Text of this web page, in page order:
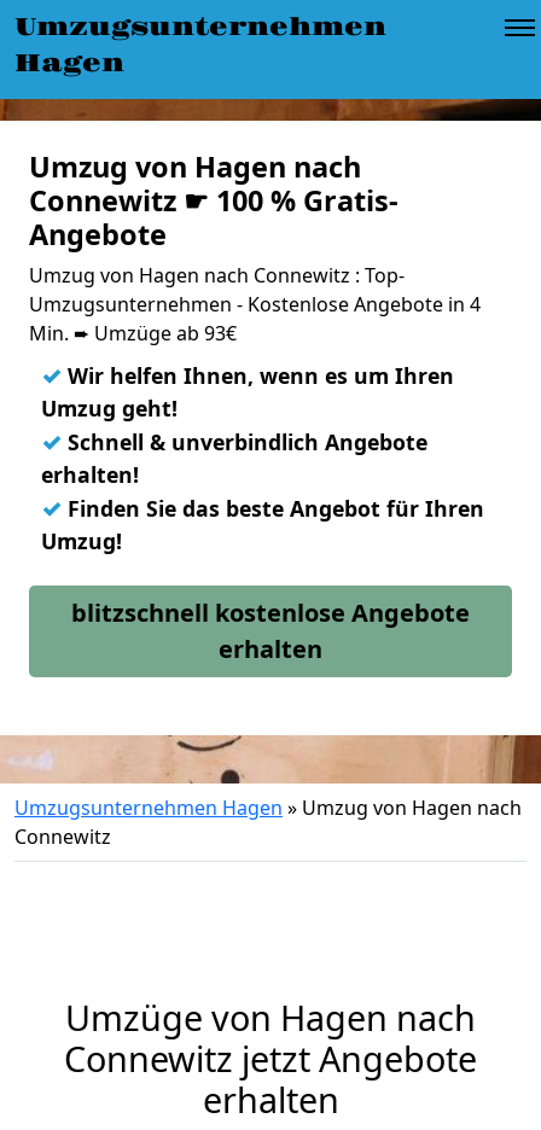
Umzugsunternehmen
Hagen
Umzug von Hagen nach
Connewitz ☛ 100 % Gratis-
Angebote
Umzug von Hagen nach Connewitz : Top-
Umzugsunternehmen - Kostenlose Angebote in 4
Min. ➨ Umzüge ab 93€
✓ Wir helfen Ihnen, wenn es um Ihren
Umzug geht!
✓ Schnell & unverbindlich Angebote
erhalten!
✓ Finden Sie das beste Angebot für Ihren
Umzug!
blitzschnell kostenlose Angebote
erhalten
Umzugsunternehmen Hagen » Umzug von Hagen nach
Connewitz
Umzüge von Hagen nach
Connewitz jetzt Angebote
erhalten